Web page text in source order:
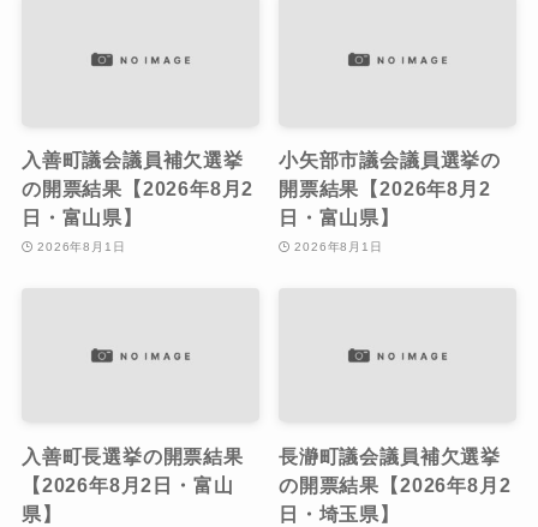
入善町議会議員補欠選挙
の開票結果【2026年8月2
日・富山県】
2026年8月1日
小矢部市議会議員選挙の
開票結果【2026年8月2
日・富山県】
2026年8月1日
入善町長選挙の開票結果
【2026年8月2日・富山
県】
長瀞町議会議員補欠選挙
の開票結果【2026年8月2
日・埼玉県】